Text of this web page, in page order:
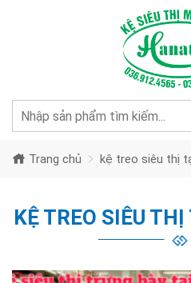
Trang chủ kệ treo siêu thị
KỆ TREO SIÊU